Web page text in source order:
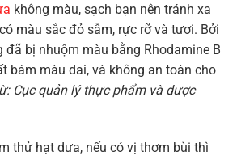
không màu, sạch bạn nên tránh xa
màu sắc đỏ sẫm, rực rỡ và tươi. Bởi
đã bị nhuộm màu bằng Rhodamine B
bám màu dai, và không an toàn cho
Cục quản lý thực phẩm và dược
thử hạt dưa, nếu có vị thơm bùi thì